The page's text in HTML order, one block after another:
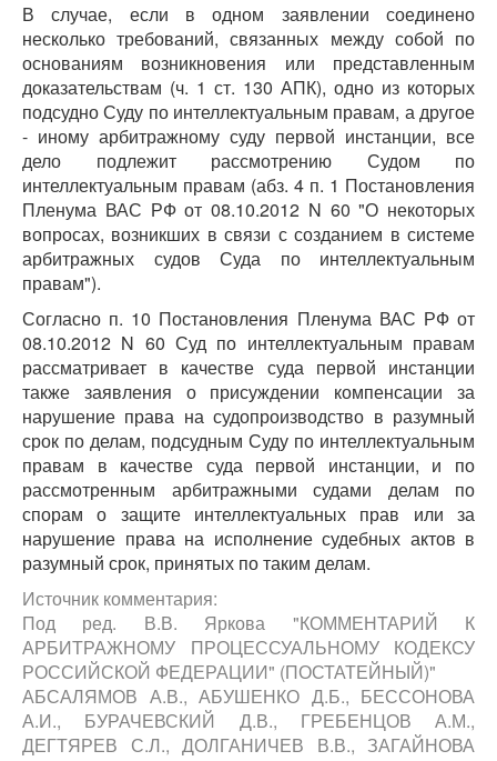
В случае, если в одном заявлении соединено
несколько требований, связанных между собой по
основаниям возникновения или представленным
доказательствам (ч. 1 ст. 130 АПК), одно из которых
подсудно Суду по интеллектуальным правам, а другое
- иному арбитражному суду первой инстанции, все
дело подлежит рассмотрению Судом по
интеллектуальным правам (абз. 4 п. 1 Постановления
Пленума ВАС РФ от 08.10.2012 N 60 "О некоторых
вопросах, возникших в связи с созданием в системе
арбитражных судов Суда по интеллектуальным
правам").
Согласно п. 10 Постановления Пленума ВАС РФ от
08.10.2012 N 60 Суд по интеллектуальным правам
рассматривает в качестве суда первой инстанции
также заявления о присуждении компенсации за
нарушение права на судопроизводство в разумный
срок по делам, подсудным Суду по интеллектуальным
правам в качестве суда первой инстанции, и по
рассмотренным арбитражными судами делам по
спорам о защите интеллектуальных прав или за
нарушение права на исполнение судебных актов в
разумный срок, принятых по таким делам.
Источник комментария:
Под ред. В.В. Яркова "КОММЕНТАРИЙ К
АРБИТРАЖНОМУ ПРОЦЕССУАЛЬНОМУ КОДЕКСУ
РОССИЙСКОЙ ФЕДЕРАЦИИ" (ПОСТАТЕЙНЫЙ)"
АБСАЛЯМОВ А.В., АБУШЕНКО Д.Б., БЕССОНОВА
А.И., БУРАЧЕВСКИЙ Д.В., ГРЕБЕНЦОВ А.М.,
ДЕГТЯРЕВ С.Л., ДОЛГАНИЧЕВ В.В., ЗАГАЙНОВА